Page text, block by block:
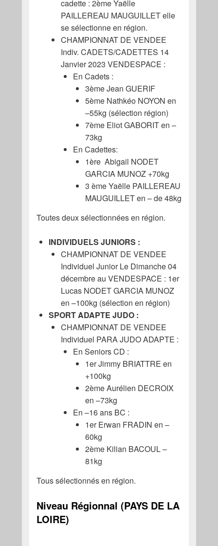
cadette : 2ème Yaëlle
PAILLEREAU MAUGUILLET elle
se sélectionne en région.
CHAMPIONNAT DE VENDEE
Indiv. CADETS/CADETTES 14
Janvier 2023 VENDESPACE :
En Cadets :
3ème Jean GUERIF
5ème Nathkéo NOYON en
–55kg (sélection région)
7ème Eliot GABORIT en –
73kg
En Cadettes:
1ère Abigail NODET
GARCIA MUNOZ +70kg
3 ème Yaëlle PAILLEREAU
MAUGUILLET en – de 48kg
Toutes deux sélectionnées en région.
INDIVIDUELS JUNIORS :
CHAMPIONNAT DE VENDEE
Individuel Junior Le Dimanche 04
décembre au VENDESPACE : 1er
Lucas NODET GARCIA MUNOZ
en –100kg (sélection en région)
SPORT ADAPTE JUDO :
CHAMPIONNAT DE VENDEE
Individuel PARA JUDO ADAPTE :
En Seniors CD :
1er Jimmy BRIATTRE en
+100kg
2ème Aurélien DECROIX
en –73kg
En –16 ans BC :
1er Erwan FRADIN en –
60kg
2ème Kilian BACOUL –
81kg
Tous sélectionnés en région.
Niveau Régionnal (PAYS DE LA
LOIRE)